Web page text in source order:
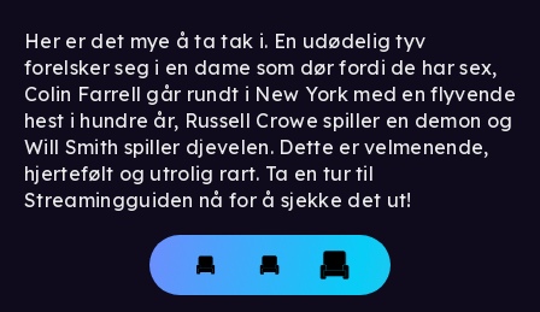
Her er det mye å ta tak i. En udødelig tyv
forelsker seg i en dame som dør fordi de har sex,
Colin Farrell går rundt i New York med en flyvende
hest i hundre år, Russell Crowe spiller en demon og
Will Smith spiller djevelen. Dette er velmenende,
hjertefølt og utrolig rart. Ta en tur til
Streamingguiden nå for å sjekke det ut!